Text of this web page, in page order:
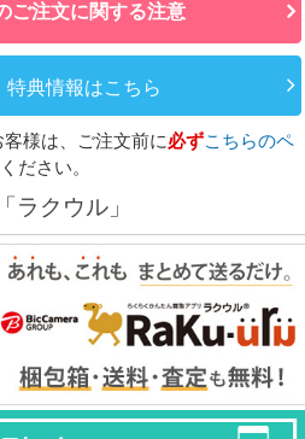
ご注文に関する注意
特典情報はこちら
様は、ご注文前に必ずこちらのペ
ださい。
ラクウル」